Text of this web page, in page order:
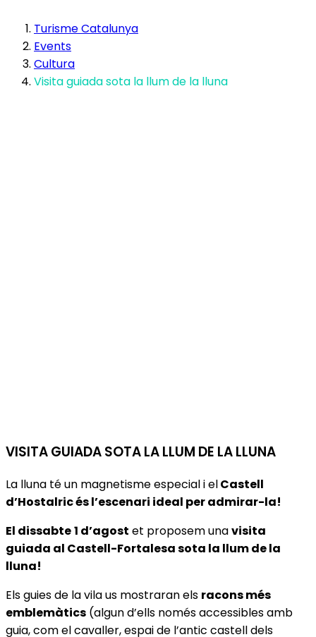
Turisme Catalunya
Events
Cultura
Visita guiada sota la llum de la lluna
VISITA GUIADA SOTA LA LLUM DE LA LLUNA
La lluna té un magnetisme especial i elCastell
d’Hostalricés l’escenari ideal per admirar-la!
El dissabte1 d’agost et proposem unavisita
guiada al Castell-Fortalesa sota la llum de la
lluna!
Els guies de la vila us mostraran els racons més
emblemàtics (algun d’ells només accessibles amb
guia, com el cavaller, espai de l’antic castell dels